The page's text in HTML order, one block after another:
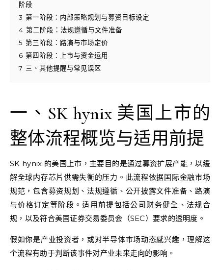
阶段
3 第一阶段：内部策略规划与募资目标设定
4 第二阶段：法规遵循与文件准备
5 第三阶段：路演与市场定价
6 第四阶段：上市与资金运用
7 三、其他提醒与常见误区
一、SK hynix 美国上市的
整体流程概览与适用前提
SK hynix 的美国上市，主要目的是通过募资扩展产能，以缓
解全球内存芯片供需失衡的压力。此流程依据国际金融市场
规范，包含募资规划、法规遵循、公开披露文件准备、路演
与价格订定等阶段。适用前提包括公司财务健全、法规合
规，以及符合美国证券交易委员会（SEC）要求的透明度。
假如你是产业投资者，或对半导体市场动态感兴趣，理解这
个流程有助于判断该事件对产业未来走向的影响。